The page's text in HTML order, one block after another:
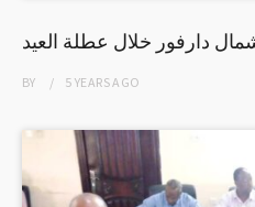
دارفور خلال عطلة العيد
BY 5 YEARSAGO